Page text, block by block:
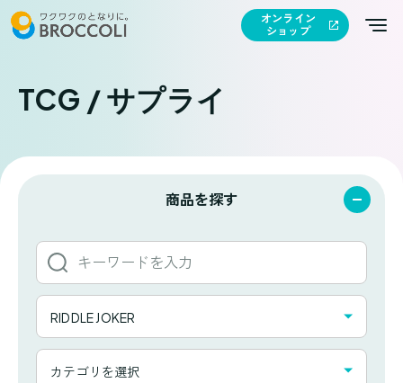
オンライン
ショップ
TCG / サプライ
商品を探す
キ
ワ
ド
か
タ
ト
RIDDLE JOKER
カ
カテゴリを選択